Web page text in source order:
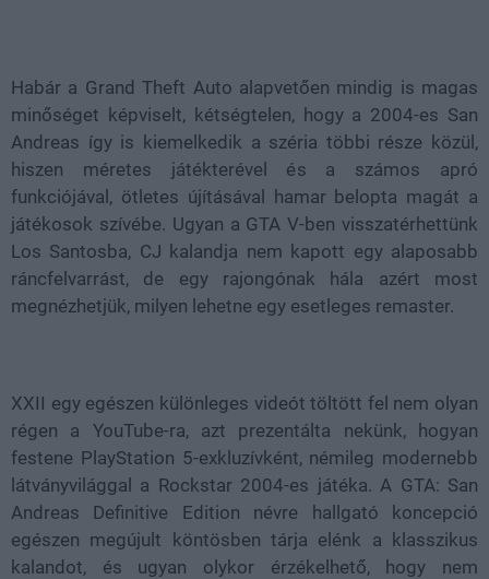
Habár a Grand Theft Auto alapvetően mindig is magas
minőséget képviselt, kétségtelen, hogy a 2004-es San
Andreas így is kiemelkedik a széria többi része közül,
hiszen méretes játékterével és a számos apró
funkciójával, ötletes újításával hamar belopta magát a
játékosok szívébe. Ugyan a GTA V-ben visszatérhettünk
Los Santosba, CJ kalandja nem kapott egy alaposabb
ráncfelvarrást, de egy rajongónak hála azért most
megnézhetjük, milyen lehetne egy esetleges remaster.
XXII egy egészen különleges videót töltött fel nem olyan
régen a YouTube-ra, azt prezentálta nekünk, hogyan
festene PlayStation 5-exkluzívként, némileg modernebb
látványvilággal a Rockstar 2004-es játéka. A GTA: San
Andreas Definitive Edition névre hallgató koncepció
egészen megújult köntösben tárja elénk a klasszikus
kalandot, és ugyan olykor érzékelhető, hogy nem